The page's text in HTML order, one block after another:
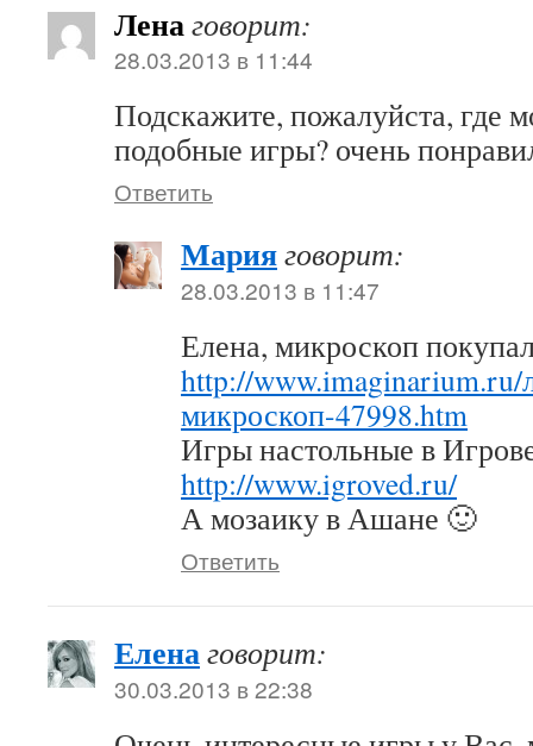
Ленаговорит:
28.03.2013 в 11:44
Подскажите, пожалуйста, где
подобные игры? очень
Ответить
Марияговорит:
28.03.2013 в 11:47
Елена, микроскоп
http://www.imaginarium.ru/
микроскоп-47998.htm
Игры настольные в
http://www.igroved.ru/
А мозаику в Ашане 🙂
Ответить
Еленаговорит:
30.03.2013 в 22:38